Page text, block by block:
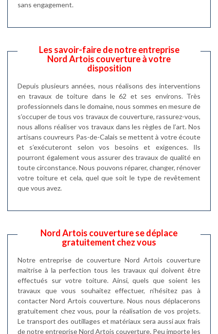
sans engagement.
Les savoir-faire de notre entreprise
Nord Artois couverture à votre
disposition
Depuis plusieurs années, nous réalisons des interventions
en travaux de toiture dans le 62 et ses environs. Très
professionnels dans le domaine, nous sommes en mesure de
s’occuper de tous vos travaux de couverture, rassurez-vous,
nous allons réaliser vos travaux dans les règles de l’art. Nos
artisans couvreurs Pas-de-Calais se mettent à votre écoute
et s’exécuteront selon vos besoins et exigences. Ils
pourront également vous assurer des travaux de qualité en
toute circonstance. Nous pouvons réparer, changer, rénover
votre toiture et cela, quel que soit le type de revêtement
que vous avez.
Nord Artois couverture se déplace
gratuitement chez vous
Notre entreprise de couverture Nord Artois couverture
maitrise à la perfection tous les travaux qui doivent être
effectués sur votre toiture. Ainsi, quels que soient les
travaux que vous souhaitez effectuer, n’hésitez pas à
contacter Nord Artois couverture. Nous nous déplacerons
gratuitement chez vous, pour la réalisation de vos projets.
Le transport des outillages et matériaux sera aussi aux frais
de notre entreprise Nord Artois couverture. Peu importe les